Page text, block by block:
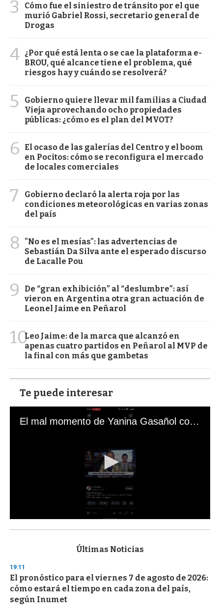
3
Cómo fue el siniestro de tránsito por el que
murió Gabriel Rossi, secretario general de
Drogas
4 ¿Por qué está lenta o se cae la plataforma e-
BROU, qué alcance tiene el problema, qué
riesgos hay y cuándo se resolverá?
5
Gobierno quiere llevar mil familias a Ciudad
Vieja aprovechando ocho propiedades
públicas: ¿cómo es el plan del MVOT?
6
El ocaso de las galerías del Centro y el boom
en Pocitos: cómo se reconfigura el mercado
de locales comerciales
7
Gobierno declaró la alerta roja por las
condiciones meteorológicas en varias zonas
del país
8
"No es el mesías": las advertencias de
Sebastián Da Silva ante el esperado discurso
de Lacalle Pou
9
De “gran exhibición” al “deslumbre”: así
vieron en Argentina otra gran actuación de
Leonel Jaime en Peñarol
10Leo Jaime: de la marca que alcanzó en
apenas cuatro partidos en Peñarol al MVP de
la final con más que gambetas
Te puede interesar
El mal momento de Yanina Gasañol con un hincha argentino en "Subrayado"
s
d
s
o
f
3
Últimas Noticias
19:11
El pronóstico para el viernes 7 de agosto de 2026:
cómo estará el tiempo en cada zona del país,
según Inumet